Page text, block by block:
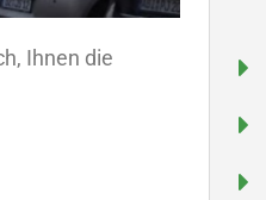
Ihnen die